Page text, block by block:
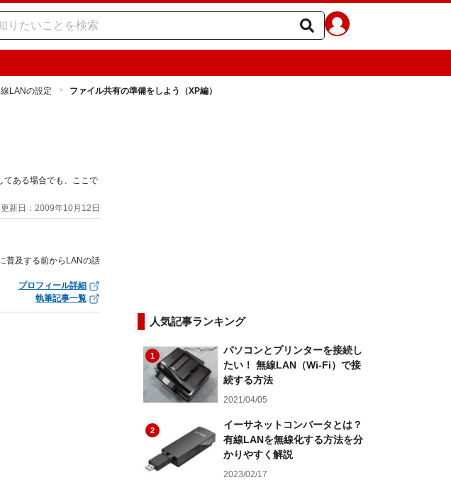
LANの設定 ファイル共有の準備をしよう（XP編）
てある場合でも、ここで
更新日：2009年10月12日
普及する前からLANの話
プロフィール詳細
執筆記事一覧
人気記事ランキング
1
パソコンとプリンターを接続し
たい！ 無線LAN（Wi-Fi）で接
続する方法
2021/04/05
2
イーサネットコンバータとは？
有線LANを無線化する方法を分
かりやすく解説
2023/02/17